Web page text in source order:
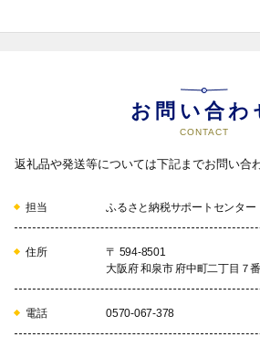
お問い合わ
CONTACT
返礼品や発送等については下記までお問い合
担当 ふるさと納税サポートセンター
住所
〒 594-8501
大阪府 和泉市 府中町二丁目７
電話 0570-067-378